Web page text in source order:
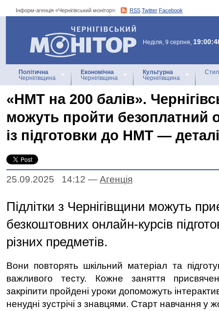
Інформ-агенція «Чернігівський монітор»: RSS Twitter Facebook
Інформ-агенція
«Чернігівський монітор»
Неділя, 9 серпня,
Політична
Чернігівщина
Економічна
Чернігівщина
Культурна
Чернігівщина
«НМТ на 200 балів».
можуть пройти безоплатний
із підготовки до НМТ — деталі
25.09.2025 14:12 — Агенцiя
Підлітки з Чернігівщини можуть
безкоштовних онлайн-курсів
різних предметів.
Вони повторять шкільний матеріал та
важливого тесту. Кожне заняття
закріпити пройдені уроки допоможуть
ненудні зустрічі з знавцями. Старт навчання у